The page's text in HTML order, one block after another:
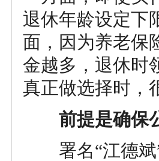
退休年龄设定下
面，因为养老保
金越多，退休时
真正做选择时，
前提是确保
署名“江德斌”